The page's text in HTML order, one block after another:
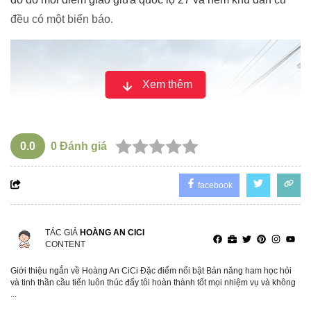
đều có một biển báo.
UBND huyện Đơn Dương cho biết, các biển cấm đỗ xe
Xem thêm
0.0 0 Đánh giá
facebook
TÁC GIẢ HOÀNG AN CICI
CONTENT
Giới thiệu ngắn về Hoàng An CiCi Đặc điểm nổi bật Bản năng ham học hỏi
và tinh thần cầu tiến luôn thúc đẩy tôi hoàn thành tốt mọi nhiệm vụ và không
...